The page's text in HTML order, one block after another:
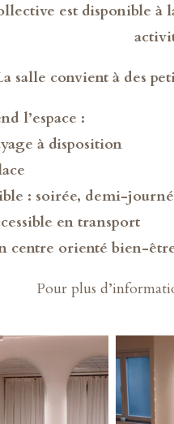
est disponible à
salle convient à des
l’espace :
à disposition
: soirée, demi-
en transport
centre orienté bien-
Pour plus